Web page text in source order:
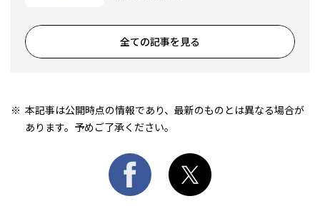
全ての記事を見る
本記事は公開時点の情報であり、最新のものとは異なる場合が
あります。予めご了承ください。